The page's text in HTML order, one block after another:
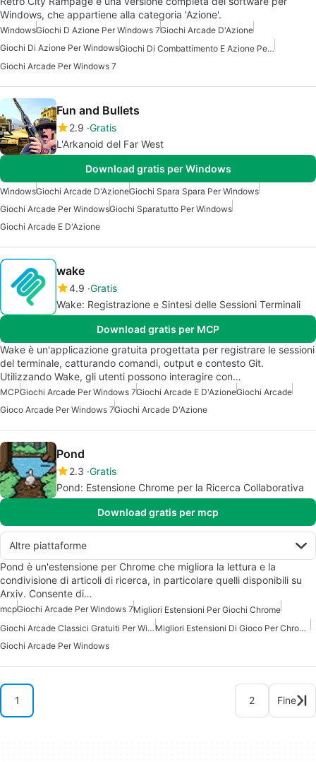
Windows, che appartiene alla categoria 'Azione'.
WindowsGiochi D Azione Per Windows 7Giochi Arcade D'Azione
Giochi Di Azione Per Windows
Giochi Di Combattimento E Azione Per Windows 7
Giochi Arcade Per Windows 7
Fun and Bullets
2.9 Gratis
L'Arkanoid del Far West
Download gratis per Windows
WindowsGiochi Arcade D'AzioneGiochi Spara Spara Per Windows
Giochi Arcade Per WindowsGiochi Sparatutto Per Windows
Giochi Arcade E D'Azione
wake
4.9 Gratis
Wake: Registrazione e Sintesi delle Sessioni Terminali
Download gratis per MCP
Wake è un'applicazione gratuita progettata per registrare le sessioni
del terminale, catturando comandi, output e contesto Git.
Utilizzando Wake, gli utenti possono interagire con…
MCPGiochi Arcade Per Windows 7Giochi Arcade E D'AzioneGiochi Arcade
Gioco Arcade Per Windows 7Giochi Arcade D'Azione
Pond
2.3 Gratis
Pond: Estensione Chrome per la Ricerca Collaborativa
Download gratis per mcp
Altre piattaforme
Pond è un'estensione per Chrome che migliora la lettura e la
condivisione di articoli di ricerca, in particolare quelli disponibili su
Arxiv. Consente di…
mcpGiochi Arcade Per Windows 7Migliori Estensioni Per Giochi Chrome
Giochi Arcade Classici Gratuiti Per Windows
Migliori Estensioni Di Gioco Per Chrome
Giochi Arcade Per Windows
1 2 Fine